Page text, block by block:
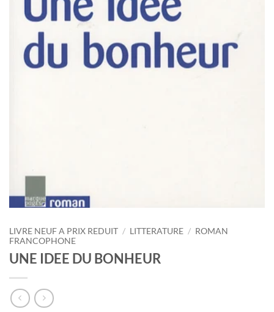
LIVRE NEUF A PRIX REDUIT / LITTERATURE / ROMAN
FRANCOPHONE
UNE IDEE DU BONHEUR